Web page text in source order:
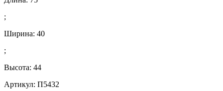
;
Ширина: 40
;
Высота: 44
Артикул: П5432